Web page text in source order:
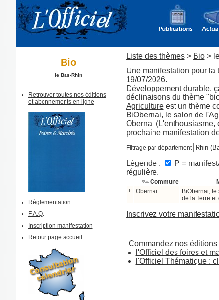
Bio
le Bas-Rhin
Retrouver toutes nos éditions
et abonnements en ligne
Règlementation
F.A.Q.
Inscription manifestation
Retour page accueil
Liste des thèmes> Bio>
Une manifestation pour la
19/07/2026.
Développement durable,
déclinaisons du thème
Agricultureest un thème
BiObernai, le salon de
Obernai (L'enthousiasme,
prochaine manifestation
Filtrage par département
Légende :
P =
régulière.
Commune
P Obernai
BiObernai, le
de la Terre et
Inscrivez votre
Commandez nos éditions
l'Officiel des foires et
l'Officiel Thématique :